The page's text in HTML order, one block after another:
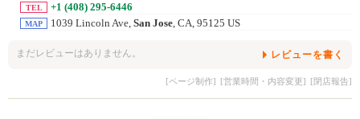
TEL +1 (408) 295-6446
MAP 1039 Lincoln Ave, San Jose , CA, 95125 US
まだレビューはありません。 レビューを書く
[ページ制作] [営業時間・内容変更] [閉店報告]